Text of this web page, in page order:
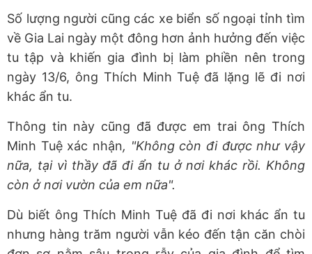
Số lượng người cũng các xe biển số ngoại tỉnh tìm
về Gia Lai ngày một đông hơn ảnh hưởng đến việc
tu tập và khiến gia đình bị làm phiền nên trong
ngày 13/6, ông Thích Minh Tuệ đã lặng lẽ đi nơi
khác ẩn tu.
Thông tin này cũng đã được em trai ông Thích
Minh Tuệ xác nhận, "Không còn đi được như vậy
nữa, tại vì thầy đã đi ẩn tu ở nơi khác rồi. Không
còn ở nơi vườn của em nữa".
Dù biết ông Thích Minh Tuệ đã đi nơi khác ẩn tu
nhưng hàng trăm người vẫn kéo đến tận căn chòi